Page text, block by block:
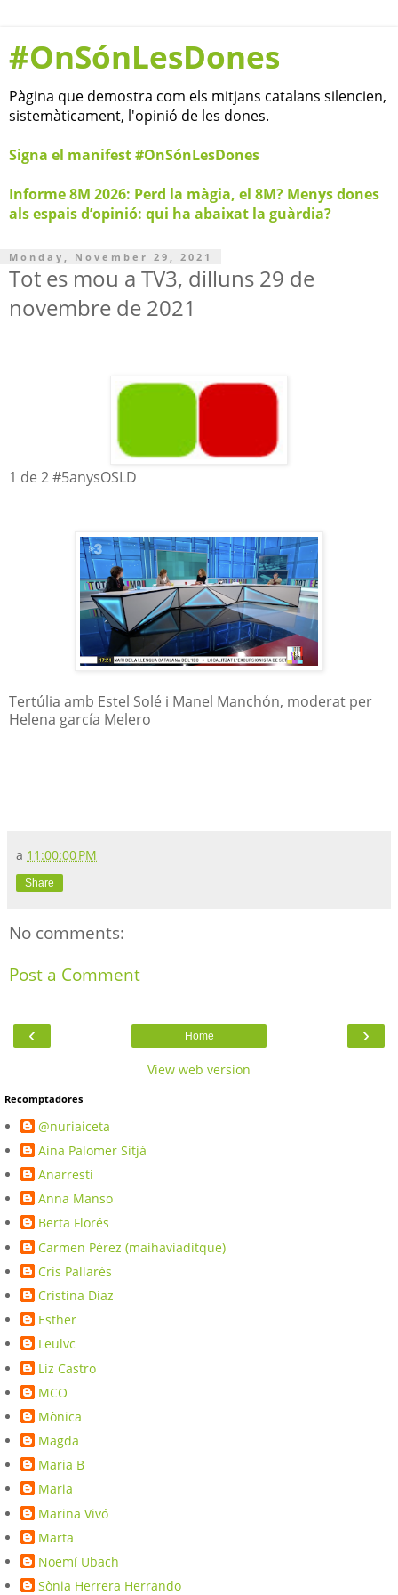
#OnSónLesDones
Pàgina que demostra com els mitjans catalans silencien,
sistemàticament, l'opinió de les dones.
Signa el manifest #OnSónLesDones
Informe 8M 2026: Perd la màgia, el 8M? Menys dones
als espais d’opinió: qui ha abaixat la guàrdia?
Monday, November 29, 2021
Tot es mou a TV3, dilluns 29 de
novembre de 2021
1 de 2 #5anysOSLD
Tertúlia amb Estel Solé i Manel Manchón, moderat per
Helena garcía Melero
a 11:00:00 PM
Share
No comments:
Post a Comment
‹ ›
Home
View web version
Recomptadores
@nuriaiceta
Aina Palomer Sitjà
Anarresti
Anna Manso
Berta Florés
Carmen Pérez (maihaviaditque)
Cris Pallarès
Cristina Díaz
Esther
Leulvc
Liz Castro
MCO
Mònica
Magda
Maria B
Maria
Marina Vivó
Marta
Noemí Ubach
Sònia Herrera Herrando